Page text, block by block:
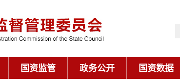
国资监管 政务公开 国资数据